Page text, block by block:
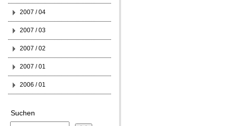
2007 / 04
2007 / 03
2007 / 02
2007 / 01
2006 / 01
Suchen